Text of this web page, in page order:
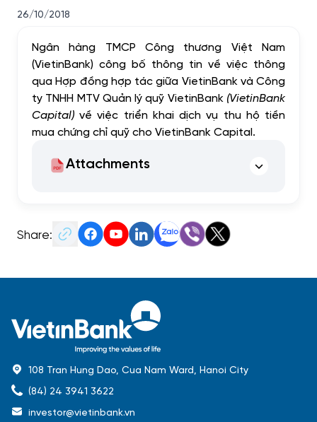
26/10/2018
Ngân hàng TMCP Công thương Việt Nam
(VietinBank) công bố thông tin về việc thông
qua Hợp đồng hợp tác giữa VietinBank và Công
ty TNHH MTV Quản lý quỹ VietinBank (VietinBank
Capital) về việc triển khai dịch vụ thu hộ tiền
mua chứng chỉ quỹ cho VietinBank Capital.
Attachments
Share:
108 Tran Hung Dao, Cua Nam Ward, Hanoi City
(84) 24 3941 3622
investor@vietinbank.vn